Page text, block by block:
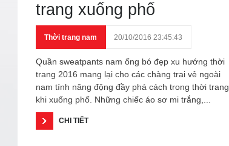
trang xuống phố
Thời trang nam 20/10/2016 23:45:43
Quần sweatpants nam ống bó đẹp xu hướng thời
trang 2016 mang lại cho các chàng trai vẻ ngoài
nam tính năng động đầy phá cách trong thời trang
khi xuống phố. Những chiếc áo sơ mi trắng,...
CHI TIẾT